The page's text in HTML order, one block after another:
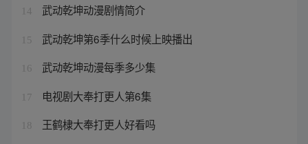
14 武动乾坤动漫剧情简介
15 武动乾坤第6季什么时候上映播出
16 武动乾坤动漫每季多少集
17 电视剧大奉打更人第6集
18 王鹤棣大奉打更人好看吗